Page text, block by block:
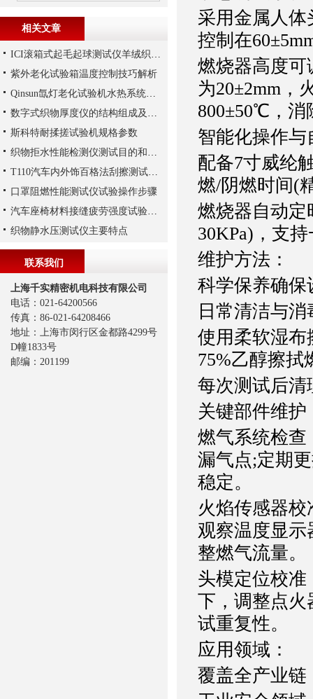
采用金属人
控制在
燃烧器高度可
为20±2mm，
800±50℃，消
智能化操作与
配备7寸威纶
燃/阴燃时间(
燃烧器自动定
30KPa)，支
维护方法：
科学保养确保
日常清洁与消
使用柔软湿布
75%乙醇擦拭
每次测试后清
关键部件维护
燃气系统检查
漏气点;定期
稳定。
火焰传感器校
观察温度显
整燃气流量。
头模定位校
下，调整点火
试重复性。
应用领域：
覆盖全产业
相关文章
ICI滚箱式起毛起球测试仪羊绒织物起球性实验
紫外老化试验箱温度控制技巧解析
Qinsun氙灯老化试验机水热系统循环
数字式织物厚度仪的结构组成及应用场景
斯科特耐揉搓试验机规格参数
织物拒水性能检测仪测试目的和范围是什么
T110汽车内外饰百格法刮擦测试仪操作步骤
口罩阻燃性能测试仪试验操作步骤
汽车座椅材料接缝疲劳强度试验机测试原理
织物静水压测试仪主要特点
联系我们
上海千实精密机电科技有限公司
电话：021-64200566
传真：86-021-64208466
地址：上海市闵行区金都路4299号
D幢1833号
邮编：201199